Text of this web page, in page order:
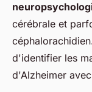
cérébrale et
d'identifier les
d'Alzheimer